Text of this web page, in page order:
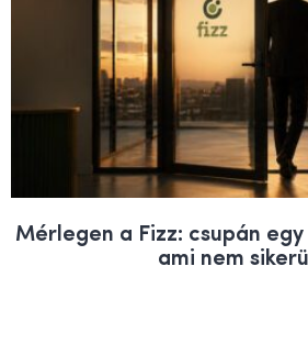
Mérlegen a Fizz: csupán
ami nem